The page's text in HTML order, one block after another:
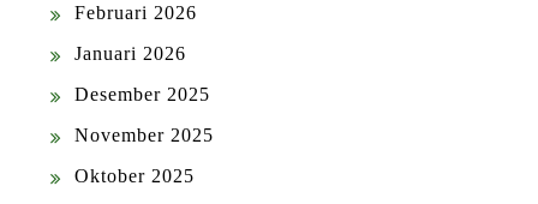
Februari 2026
Januari 2026
Desember 2025
November 2025
Oktober 2025